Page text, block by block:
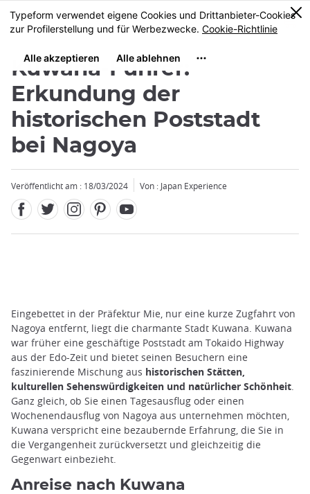
Größe
MENU
0
Kuwana-Führer:
Erkundung der
historischen Poststadt
bei Nagoya
Veröffentlicht am : 18/03/2024 Von : Japan Experience
Eingebettet in der Präfektur Mie, nur eine kurze Zugfahrt von
Nagoya entfernt, liegt die charmante Stadt Kuwana. Kuwana
war früher eine geschäftige Poststadt am Tokaido Highway
aus der Edo-Zeit und bietet seinen Besuchern eine
faszinierende Mischung aus historischen Stätten,
kulturellen Sehenswürdigkeiten und natürlicher Schönheit.
Ganz gleich, ob Sie einen Tagesausflug oder einen
Wochenendausflug von Nagoya aus unternehmen möchten,
Kuwana verspricht eine bezaubernde Erfahrung, die Sie in
die Vergangenheit zurückversetzt und gleichzeitig die
Gegenwart einbezieht.
Anreise nach Kuwana